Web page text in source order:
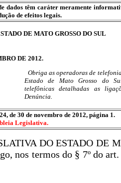
dados têm caráter meramente
de efeitos legais.
DE MATO GROSSO DO SUL
DE 2012.
Obriga as operadoras de
Estado de Mato Grosso do
telefônicas detalhadas as
Denúncia.
de 30 de novembro de 2012, página 1.
Legislativa.
DO ESTADO DE
nos termos do § 7º do